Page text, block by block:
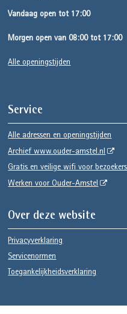
Vandaag open tot 17:00
Morgen open van 08:00 tot 17:00
Alle openingstijden
Service
Alle adressen en openingstijden
Archief www.ouder-amstel.nl
Gratis en veilige wifi voor bezoekers
Werken voor Ouder-Amstel
Over deze website
Privacyverklaring
Servicenormen
Toegankelijkheidsverklaring